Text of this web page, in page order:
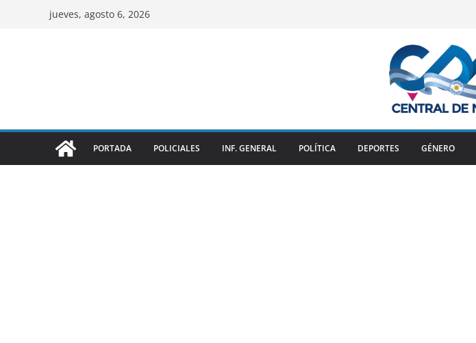
jueves, agosto 6, 2026
PORTADA POLICIALES INF. GENERAL POLÍTICA DEPORTES GÉNERO